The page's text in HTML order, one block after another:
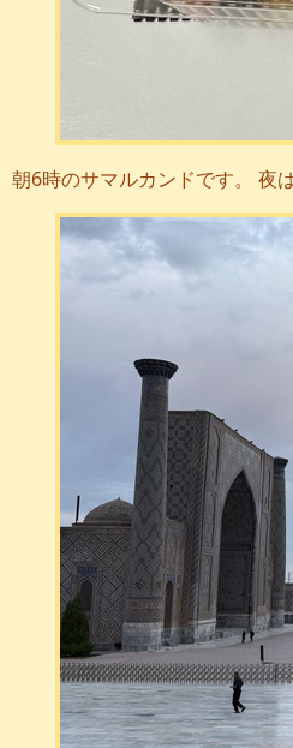
朝6時のサマルカンドです。 夜